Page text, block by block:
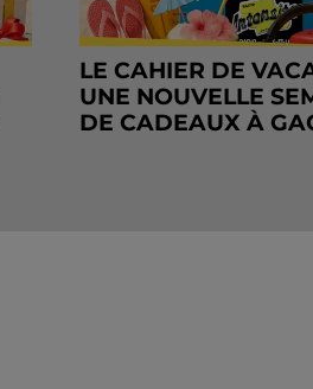
LE CAHIER DE
UNE NOUVELLE
DE CADEAUX À